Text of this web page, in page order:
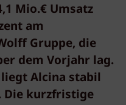
Mio.€ Umsatz
am
Gruppe, die
dem Vorjahr lag.
Alcina stabil
Die kurzfristige